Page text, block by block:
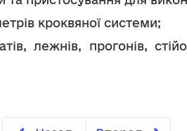
кроквяної системи;
лежнів, прогонів,